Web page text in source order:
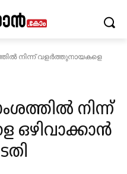
നിന്ന് വളര്‍ത്തുനായകളെ
നിന്ന്
ഒഴിവാക്കാന്‍